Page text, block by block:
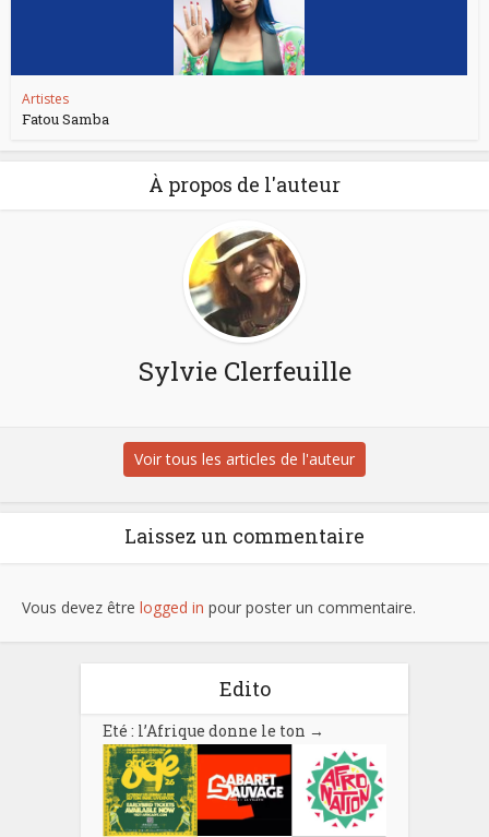
Artistes
Fatou Samba
À propos de l'auteur
Sylvie Clerfeuille
Voir tous les articles de l'auteur
Laissez un commentaire
Vous devez être logged in pour poster un commentaire.
Edito
Eté : l’Afrique donne le ton →